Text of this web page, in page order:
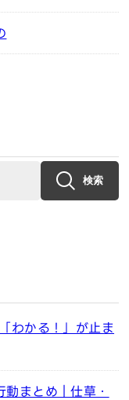
検索
わかる！」が止ま
まとめ｜仕草・